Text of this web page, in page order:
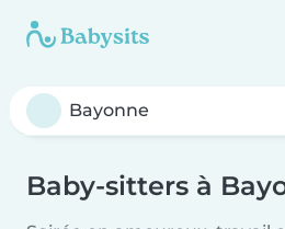
Baby-sitters à